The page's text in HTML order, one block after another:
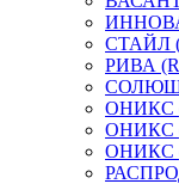
СТАЙЛ
РИВА
ОНИКС
ОНИКС
ОНИКС